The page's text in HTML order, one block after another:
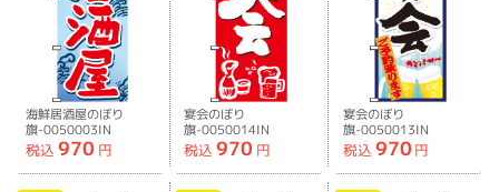
海鮮居酒屋のぼり
旗-0050003IN
税込 970 円
宴会のぼり
旗-0050014IN
税込 970 円
宴会のぼり
旗-0050013IN
税込 970 円